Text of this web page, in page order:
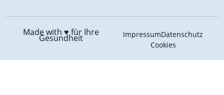
Made with ♥️für Ihre
Gesundheit ImpressumDatenschutz
Cookies